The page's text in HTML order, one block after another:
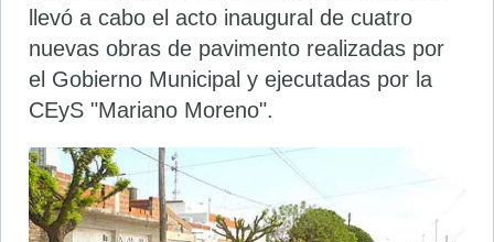
llevó a cabo el acto inaugural de cuatro
nuevas obras de pavimento realizadas por
el Gobierno Municipal y ejecutadas por la
CEyS "Mariano Moreno".